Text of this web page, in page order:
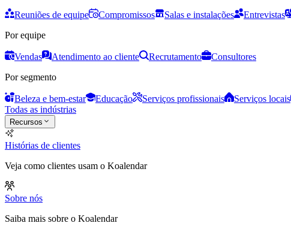
Reuniões de equipe Compromissos Salas e instalações Entrevistas
Por equipe
Vendas Atendimento ao cliente Recrutamento
Consultores
Por segmento
Beleza e bem-estar Educação Serviços profissionais Serviços locais
Todas as indústrias
Recursos
Histórias de clientes
Veja como clientes usam o Koalendar
Sobre nós
Saiba mais sobre o Koalendar